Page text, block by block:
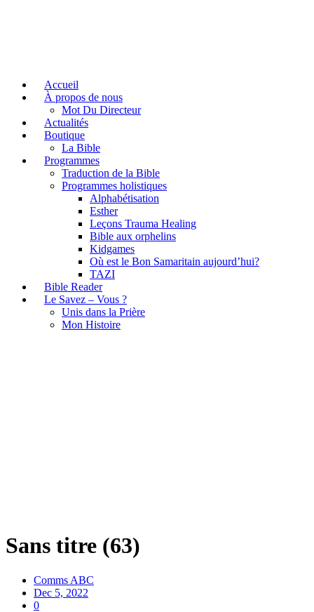
Accueil
À propos de nous
Mot Du Directeur
Actualités
Boutique
La Bible
Programmes
Traduction de la Bible
Programmes holistiques
Alphabétisation
Esther
Leçons Trauma Healing
Bible aux orphelins
Kidgames
Où est le Bon Samaritain aujourd’hui?
TAZI
Bible Reader
Le Savez – Vous ?
Unis dans la Prière
Mon Histoire
Sans titre (63)
Comms ABC
Dec 5, 2022
0